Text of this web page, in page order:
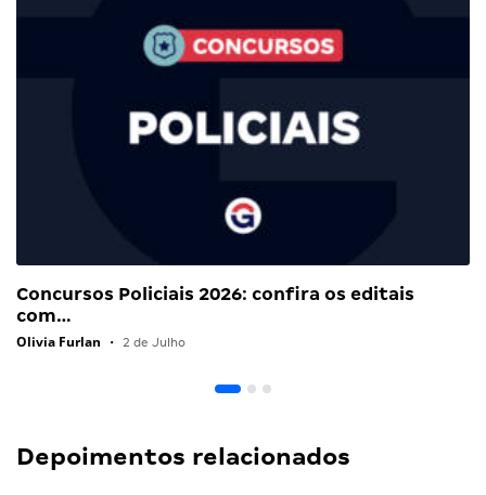
Concursos Policiais 2026: confira os editais
com…
Olivia Furlan • 2 de Julho
Depoimentos relacionados